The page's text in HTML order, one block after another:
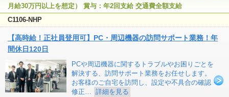
月給30万円以上を想定） 賞与：年2回支給 交通費全額支給
C1106-NHP
【高時給！正社員登用可】PC・周辺機器の訪問サポート業務！年
間休日120日
PCや周辺機器に関するトラブルやお困りごとを
解決する、訪問サポート業務をお任せします。
お客様のご自宅を訪問し、設定や不具合の確認・
修正…
詳細を見る